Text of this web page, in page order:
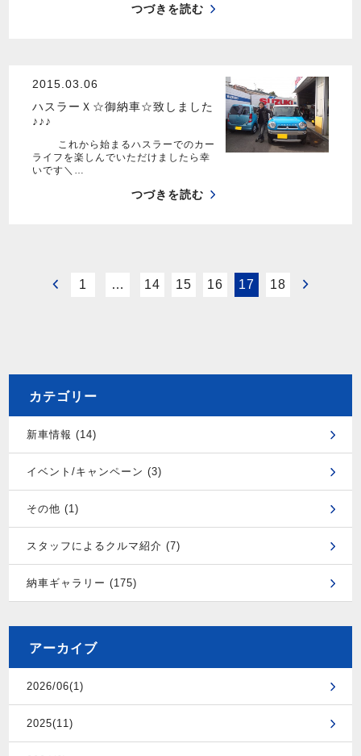
つづきを読む
2015.03.06
ハスラーＸ☆御納車☆致しました
♪♪♪
これから始まるハスラーでのカー
ライフを楽しんでいただけましたら幸
いです＼…
つづきを読む
1 … 14 15 16 17 18
カテゴリー
新車情報 (14)
イベント/キャンペーン (3)
その他 (1)
スタッフによるクルマ紹介 (7)
納車ギャラリー (175)
アーカイブ
2026/06(1)
2025(11)